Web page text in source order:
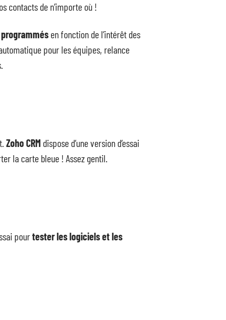
contacts de n’importe où !
en fonction de l’intérêt des
pour les équipes, relance
Zoho CRM dispose d’une version d’essai
la carte bleue ! Assez gentil.
pourtester les logiciels et les